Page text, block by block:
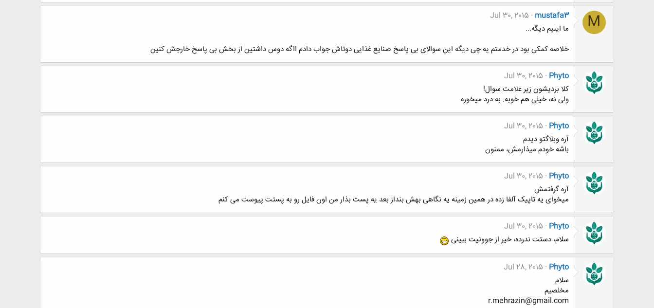
M
mustafa3
Jul 30, 2015
ما اینیم دیگه...
خلاصه کمکی بود در خدمتم یه چی دیگه این سوالای بی پاسخ صنایع غذایی دوتاش جواب دادم ااگه دوس داشتین از بخش بی پاسخ خارجش کنین
Phyto
Jul 30, 2015
کلا بردیشون زیر علامت سوال!
ولی نه، خیلی هم خوبه. به درد میخوره
Phyto
Jul 30, 2015
آره وبلاگتو دیدم
باشه خودم میذارمش، ممنون
Phyto
Jul 30, 2015
آره گرفتمش
میخوای یه تاپیک آلفا زده در همین زمینه یه نگاهی بهش بنداز بعد یه پست بذار من اون فایل رو به پستت پیوست می کنم
Phyto
Jul 30, 2015
سلام، دستت ندرده، خیر از جوونیت ببینی
Phyto
Jul 28, 2015
سلام
مخلصیم
r.mehrazin@gmail.com